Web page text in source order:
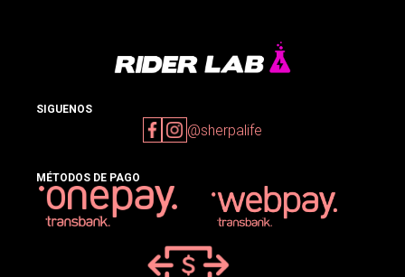
SIGUENOS
@sherpalife
MÉTODOS DE PAGO